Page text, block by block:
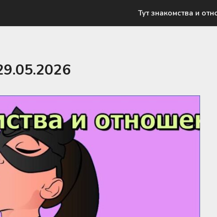
Тут знакомства и